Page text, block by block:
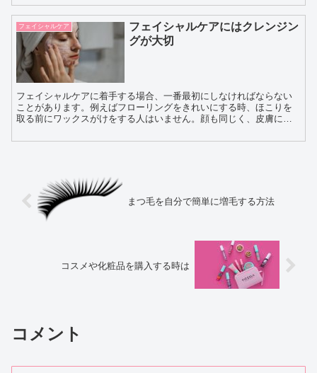
フェイシャルケア
フェイシャルケアにはクレンジン
グが大切
フェイシャルケアに着手する場合、一番最初にしなければならない
ことがあります。例えばフローリングをきれいにする時、ほこりを
取る前にワックスがけをする人はいません。顔も同じく、皮膚につ
まつ毛を自分で簡単に増毛する方法
コスメや化粧品を購入する時は
コメント